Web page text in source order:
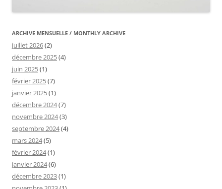
ARCHIVE MENSUELLE / MONTHLY ARCHIVE
juillet 2026(2)
décembre 2025(4)
juin 2025(1)
février 2025(7)
janvier 2025(1)
décembre 2024(7)
novembre 2024(3)
septembre 2024(4)
mars 2024(5)
février 2024(1)
janvier 2024(6)
décembre 2023(1)